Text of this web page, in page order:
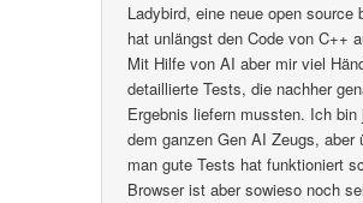
Ladybird, eine neue open source
hat unlängst den Code von C++
Mit Hilfe von AI aber mir viel
detaillierte Tests, die nachher
Ergebnis liefern mussten. Ich
dem ganzen Gen AI Zeugs, aber
man gute Tests hat funktioniert
Browser ist aber sowieso noch